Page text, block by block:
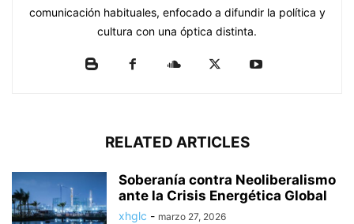
comunicación habituales, enfocado a difundir la política y
cultura con una óptica distinta.
RELATED ARTICLES
Soberanía contra Neoliberalismo
ante la Crisis Energética Global
xhglc - marzo 27, 2026